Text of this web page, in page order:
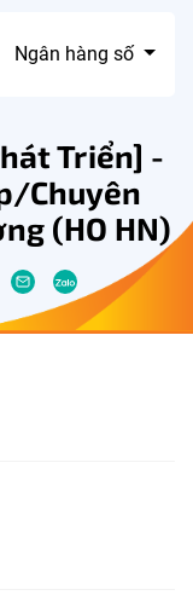
Ngân hàng số
Triển] -
Chuyên
(HO HN)